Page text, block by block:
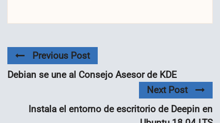
Previous Post
Debian se une al Consejo Asesor de KDE
Next Post
Instala el entorno de escritorio de Deepin en